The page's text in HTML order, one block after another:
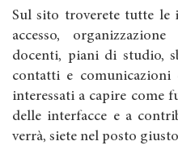
Sul sito troverete tutte le
accesso,
docenti, piani di studio,
contatti e
interessati a capire come
delle interfacce e a
verrà, siete nel posto